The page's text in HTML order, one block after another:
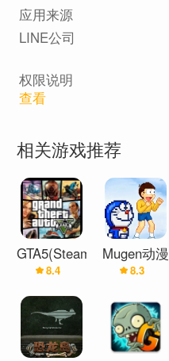
应用来源
LINE公司
权限说明
查看
相关游戏推荐
GTA5(Steam
在线版)
8.4
Mugen动漫
大乱斗（哆
8.3